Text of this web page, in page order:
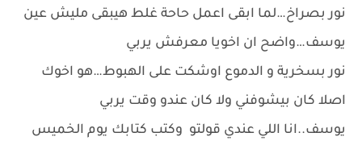
نور بصراخ…لما ابقى اعمل حاحة غلط هيبقى مليش عين
يوسف…واضح ان اخويا معرفش يربي
نور بسخرية و الدموع اوشكت على الهبوط…هو اخوك
اصلا كان بيشوفني ولا كان عندو وقت يربي
يوسف..انا اللي عندي قولتو وكتب كتابك يوم الخميس